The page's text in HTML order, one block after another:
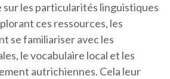
sur les particularités linguistiques
ces ressources, les
se familiariser avec les
le vocabulaire local et les
autrichiennes. Cela leur